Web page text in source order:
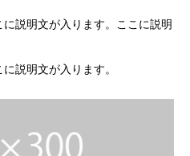
説明文が入ります。ここに説明
説明文が入ります。